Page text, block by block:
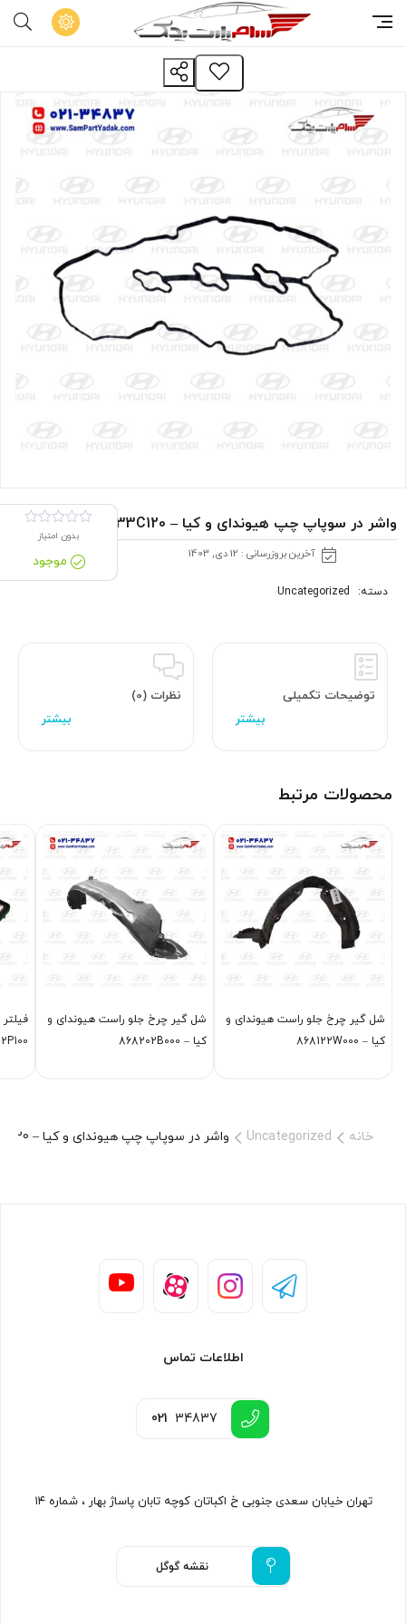
واشر در سوپاپ چپ هیوندای و کیا – 224533C120
آخرین بروزرسانی : 12 دی, 1403
بدون امتیاز
موجود
دسته: Uncategorized
توضیحات تکمیلی نظرات (0)
محصولات مرتبط
شل گير چرخ جلو راست هیوندای و
کیا – 868122W000
شل گير چرخ جلو راست هیوندای و
کیا – 868202B000
281132P100
خانه Uncategorized واشر در سوپاپ چپ هیوندای و کیا – 224533C120
اطلاعات تماس
021 34837
تهران خیابان سعدی جنوبی خ اکباتان کوچه تابان پاساژ بهار ، شماره ۱۴
نقشه گوگل